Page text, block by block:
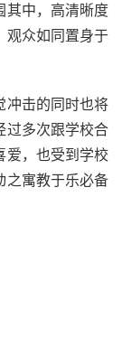
其中，高清晰度
观众如同置身于
冲击的同时也将
过多次跟学校合
爱，也受到学校
之寓教于乐必备